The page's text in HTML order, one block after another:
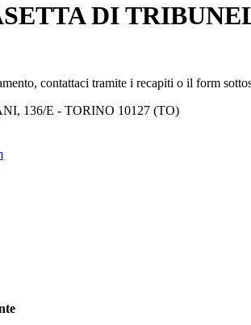
DI
contattaci tramite i recapiti o il form
136/E - TORINO 10127 (TO)